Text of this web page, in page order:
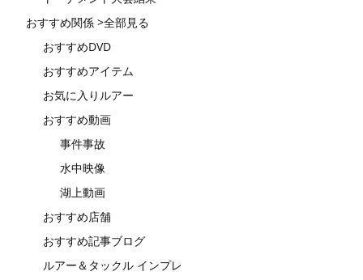
おすすめ関係 >全部見る
おすすめDVD
おすすめアイテム
お気に入りルアー
おすすめ動画
事件事故
水中映像
湖上動画
おすすめ店舗
おすすめ記事ブログ
ルアー＆タックル インプレ